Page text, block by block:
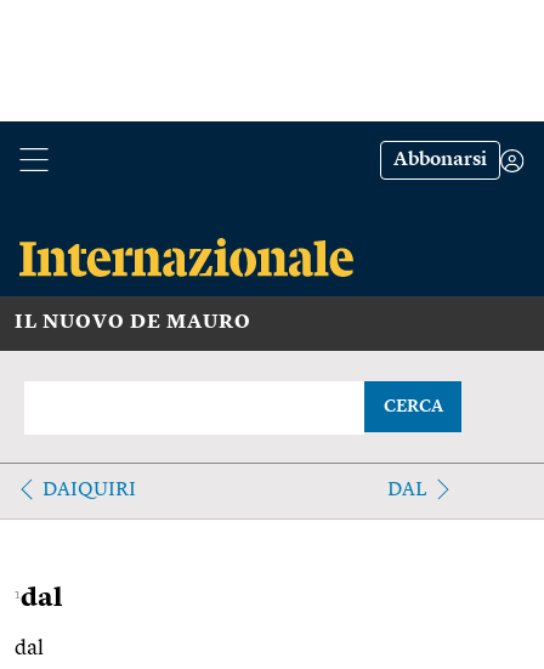
Abbonarsi
IL NUOVO DE MAURO
CERCA
DAIQUIRI DAL
1dal
dal